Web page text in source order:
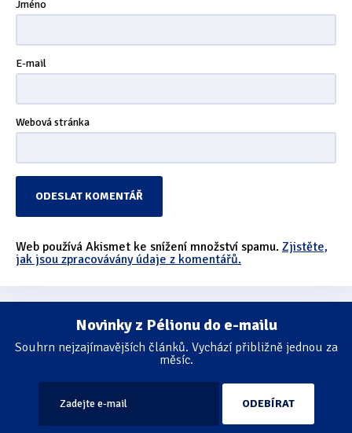
Jméno
E-mail
Webová stránka
Web používá Akismet ke snížení množství spamu. Zjistěte,
jak jsou zpracovávány údaje z komentářů.
Novinky z Pélionu do e-mailu
Souhrn nejzajímavějších článků. Vychází přibližně jednou za
měsíc.